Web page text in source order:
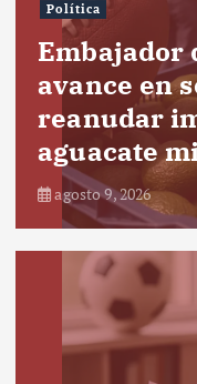
Política
Embajador
avance en
reanudar
aguacate
agosto 9, 2026